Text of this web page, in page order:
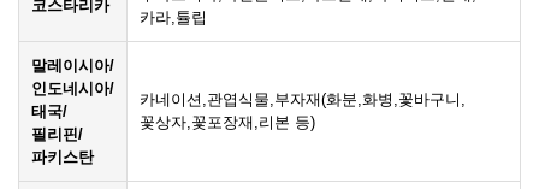
코스타리카
카라,튤립
말레이시아/
인도네시아/
태국/
필리핀/
파키스탄
카네이션,관엽식물,부자재(화분,화병,꽃바구니,
꽃상자,꽃포장재,리본 등)